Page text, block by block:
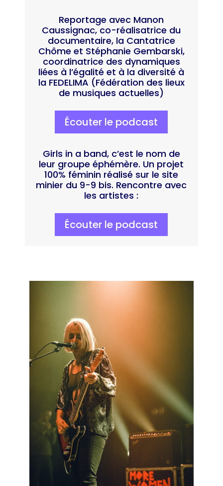
Reportage avec Manon
Caussignac, co-réalisatrice du
documentaire, la Cantatrice
Chôme et Stéphanie Gembarski,
coordinatrice des dynamiques
liées à l’égalité et à la diversité à
la FEDELIMA (Fédération des lieux
de musiques actuelles)
Écouter le podcast
Girls in a band, c’est le nom de
leur groupe éphémère. Un projet
100% féminin réalisé sur le site
minier du 9-9 bis. Rencontre avec
les artistes :
Écouter le podcast